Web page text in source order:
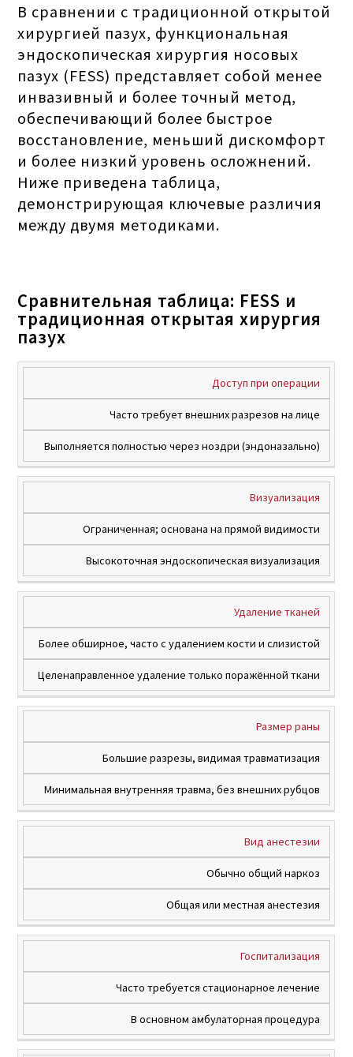
В сравнении с традиционной открытой
хирургией пазух, функциональная
эндоскопическая хирургия носовых
пазух (FESS) представляет собой менее
инвазивный и более точный метод,
обеспечивающий более быстрое
восстановление, меньший дискомфорт
и более низкий уровень осложнений.
Ниже приведена таблица,
демонстрирующая ключевые различия
между двумя методиками.
Сравнительная таблица: FESS и
традиционная открытая хирургия
пазух
ТРАДИЦИОННАЯ
ОТКРЫТАЯ
ХИРУРГИЯ
ПАЗУХ
Доступ при операции
Часто требует внешних разрезов на лице
Выполняется полностью через ноздри (эндоназально)
Визуализация
Ограниченная; основана на прямой видимости
Высокоточная эндоскопическая визуализация
Удаление тканей
Более обширное, часто с удалением кости и слизистой
Целенаправленное удаление только поражённой ткани
Размер раны
Большие разрезы, видимая травматизация
Минимальная внутренняя травма, без внешних рубцов
Вид анестезии
Обычно общий наркоз
Общая или местная анестезия
Госпитализация
Часто требуется стационарное лечение
В основном амбулаторная процедура